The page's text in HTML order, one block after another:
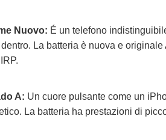
Nuovo: É un telefono
La batteria è nuova e
A: Un cuore pulsante come un
La batteria ha prestazioni di